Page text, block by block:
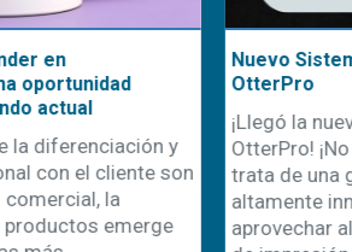
para que la almohadilla
en
oportunidad
actual
la diferenciación y
con el cliente son
comercial, la
emerge
Nuevo
OtterPro
¡Llegó la
OtterPro!
trata de una
altamente
aprovechar